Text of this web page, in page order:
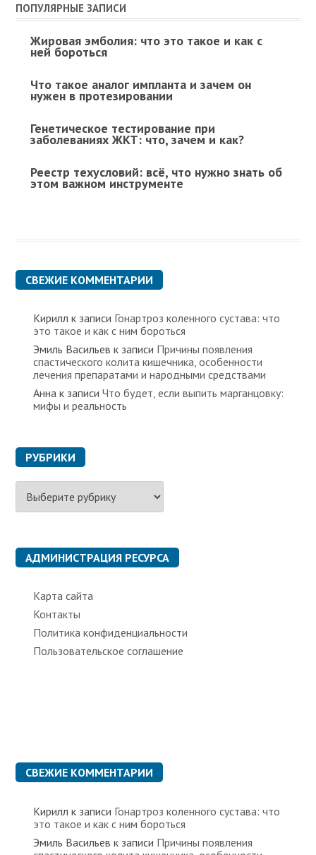
ПОПУЛЯРНЫЕ ЗАПИСИ
Жировая эмболия: что это такое и как с
ней бороться
Что такое аналог импланта и зачем он
нужен в протезировании
Генетическое тестирование при
заболеваниях ЖКТ: что, зачем и как?
Реестр техусловий: всё, что нужно знать об
этом важном инструменте
СВЕЖИЕ КОММЕНТАРИИ
Кирилл к записи Гонартроз коленного сустава: что
это такое и как с ним бороться
Эмиль Васильев к записи Причины появления
спастического колита кишечника, особенности
лечения препаратами и народными средствами
Анна к записиЧто будет, если выпить марганцовку:
мифы и реальность
РУБРИКИ
б
к
и АДМИНИСТРАЦИЯ РЕСУРСА
Карта сайта
Контакты
Политика конфиденциальности
Пользовательское соглашение
СВЕЖИЕ КОММЕНТАРИИ
Кирилл к записи Гонартроз коленного сустава: что
это такое и как с ним бороться
Эмиль Васильев к записи Причины появления